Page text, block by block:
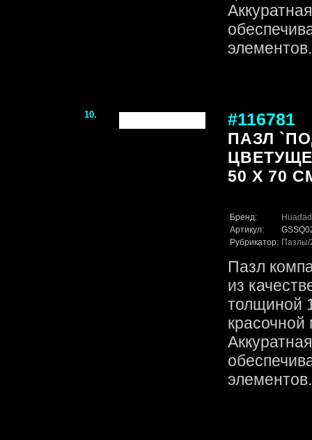
10. #116781
ПАЗЛ
50 Х 70
Бренд:
Артикул:
Рубрикатор: Пазлы/
Пазл
из
толщиной
красочной